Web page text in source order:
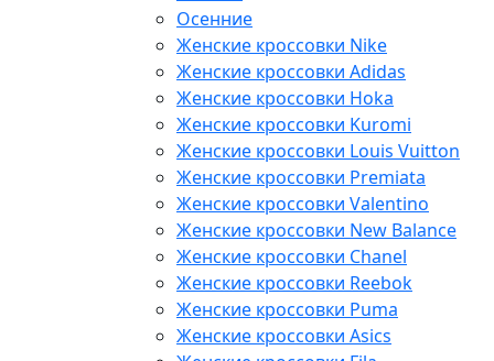
Осенние
Женские кроссовки Nike
Женские кроссовки Adidas
Женские кроссовки Hoka
Женские кроссовки Kuromi
Женские кроссовки Louis Vuitton
Женские кроссовки Premiata
Женские кроссовки Valentino
Женские кроссовки New Balance
Женские кроссовки Chanel
Женские кроссовки Reebok
Женские кроссовки Puma
Женские кроссовки Asics